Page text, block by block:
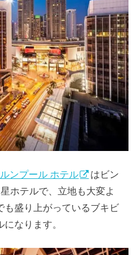
ンプール ホテル
はビン
ホテルで、立地も大変よ
も盛り上がっているブキビ
なります。